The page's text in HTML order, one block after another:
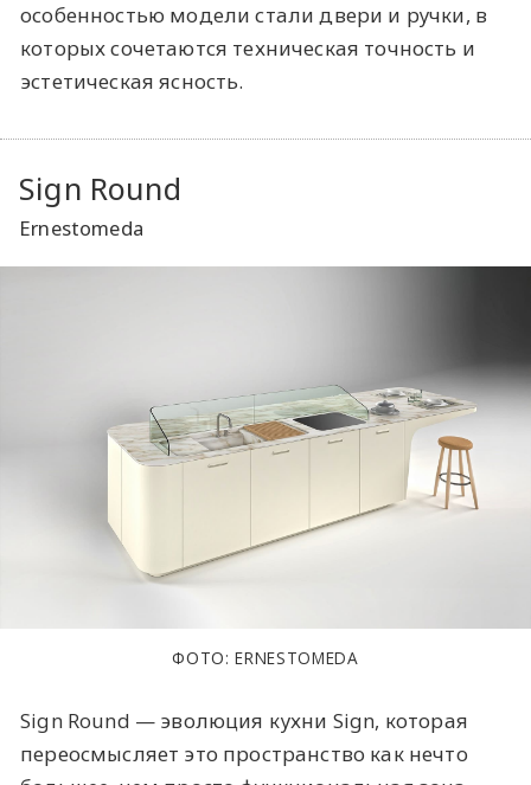
особенностью модели стали двери и ручки, в
которых сочетаются техническая точность и
эстетическая ясность.
Sign Round
Ernestomeda
ФОТО: ERNESTOMEDA
Sign Round — эволюция кухни Sign, которая
переосмысляет это пространство как нечто